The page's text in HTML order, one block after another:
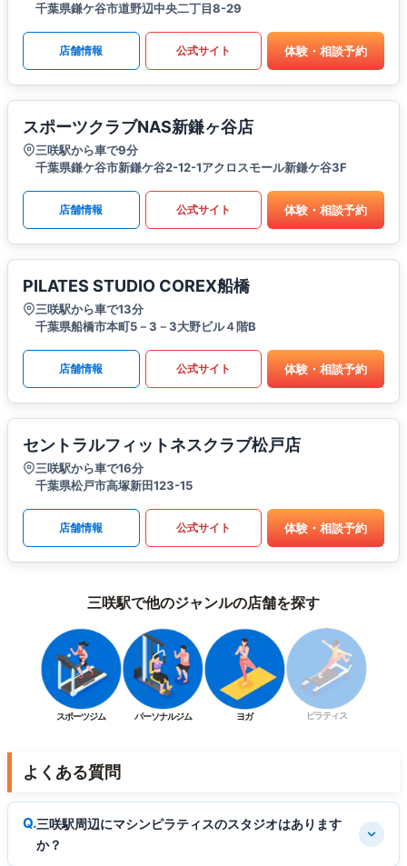
千葉県鎌ケ谷市道野辺中央二丁目8-29
店舗情報 公式サイト 体験・相談予約
スポーツクラブNAS新鎌ヶ谷店
三咲駅から車で9分
千葉県鎌ケ谷市新鎌ケ谷2-12-1アクロスモール新鎌ケ谷3F
店舗情報 公式サイト 体験・相談予約
PILATES STUDIO COREX船橋
三咲駅から車で13分
千葉県船橋市本町5－3－3大野ビル４階B
店舗情報 公式サイト 体験・相談予約
セントラルフィットネスクラブ松戸店
三咲駅から車で16分
千葉県松戸市高塚新田123-15
店舗情報 公式サイト 体験・相談予約
三咲駅で他のジャンルの店舗を探す
スポーツジム パーソナルジム ヨガ ピラティス
よくある質問
三咲駅周辺にマシンピラティスのスタジオはあります
か？